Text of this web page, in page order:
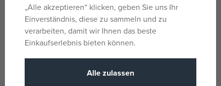
in-1-Bauset ist ein tolles Geschenk für Mädchen, Jungen
und Tierliebhaber, die gerne mit aufwendigem, kreativem
Spielzeug spielen.
BAU-SPASS – Begleite Kinder bei ihrem nächsten
Bauabenteuer mit der intuitiven LEGO® Builder App. Sie
ermöglicht es ihnen, ihre Sets zu speichern, den
„Alle akzeptieren“ klicken, geben Sie uns Ihr
Einverständnis, diese zu sammeln und zu
verarbeiten, damit wir Ihnen das beste
Einkaufserlebnis bieten können.
Alle zulassen